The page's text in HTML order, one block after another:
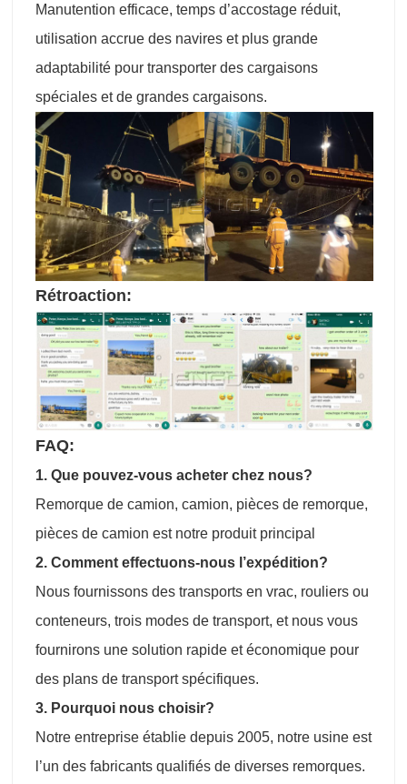
Manutention efficace, temps d’accostage réduit,
utilisation accrue des navires et plus grande
adaptabilité pour transporter des cargaisons
spéciales et de grandes cargaisons.
Rétroaction:
FAQ:
1. Que pouvez-vous acheter chez nous?
Remorque de camion, camion, pièces de remorque,
pièces de camion est notre produit principal
2. Comment effectuons-nous l’expédition?
Nous fournissons des transports en vrac, rouliers ou
conteneurs, trois modes de transport, et nous vous
fournirons une solution rapide et économique pour
des plans de transport spécifiques.
3. Pourquoi nous choisir?
Notre entreprise établie depuis 2005, notre usine est
l’un des fabricants qualifiés de diverses remorques.